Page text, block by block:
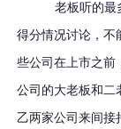
老板听的最
得分情况讨论，不
些公司在上市之前
公司的大老板和二
乙两家公司来间接